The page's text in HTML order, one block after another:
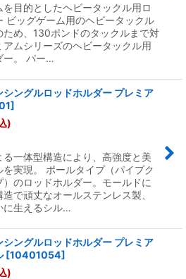
を目的としたヘビータックル用ロ
ビッグゲーム用のヘビータックル
ため、130ポンドのタックルまで対
アムシリーズのヘビータックル用
ー。 パー…
シングルロッドホルダー プレミア
]
)
る一体型構造により、高強度と美
を実現。 ポールタイプ（パイプク
）のロッドホルダー。モールドに
で頑丈なオールステンレス製、
に生えるシル…
シングルロッドホルダー プレミア
[10401054]
)